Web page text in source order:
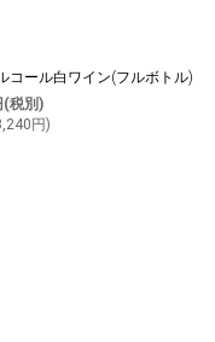
コール白ワイン(フルボトル)
(税別)
円)